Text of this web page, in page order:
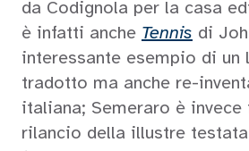
da Codignola per la casa
è infatti anche Tennis di
interessante esempio di un
tradotto ma anche re-
italiana; Semeraro è invece
rilancio della illustre